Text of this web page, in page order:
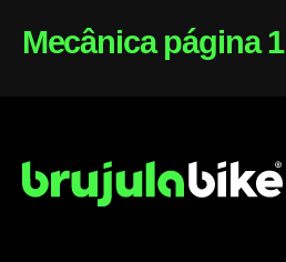
Mecânica página 1